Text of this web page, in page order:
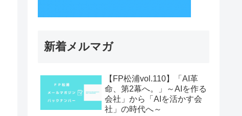
新着メルマガ
【FP松浦vol.110】「AI革
命、第2幕へ。」～AIを作る
会社」から「AIを活かす会
社」の時代へ～